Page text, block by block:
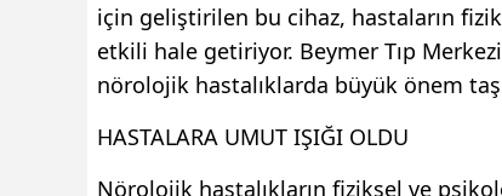
için geliştirilen bu cihaz, hastaların
etkili hale getiriyor. Beymer Tıp
nörolojik hastalıklarda büyük önem
HASTALARA UMUT IŞIĞI OLDU
Nörolojik hastalıkların fiziksel ve